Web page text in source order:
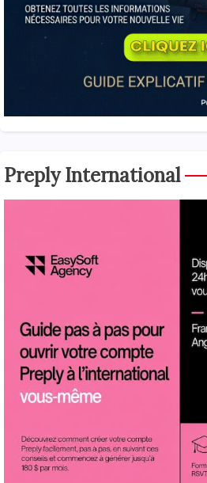
Preply International